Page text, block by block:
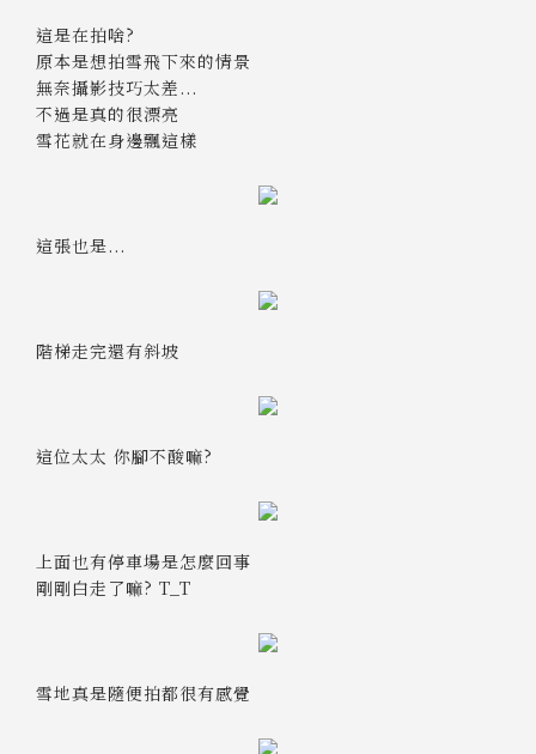
這是在拍啥?
原本是想拍雪飛下來的情景
無奈攝影技巧太差...
不過是真的很漂亮
雪花就在身邊飄這樣
這張也是...
階梯走完還有斜坡
這位太太 你腳不酸嘛?
上面也有停車場是怎麼回事
剛剛白走了嘛? T_T
雪地真是隨便拍都很有感覺